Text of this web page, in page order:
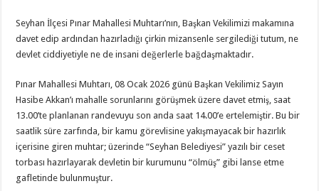
Seyhan İlçesi Pınar Mahallesi Muhtarı’nın, Başkan Vekilimizi makamına
davet edip ardından hazırladığı çirkin mizansenle sergilediği tutum, ne
devlet ciddiyetiyle ne de insani değerlerle bağdaşmaktadır.
Pınar Mahallesi Muhtarı, 08 Ocak 2026 günü Başkan Vekilimiz Sayın
Hasibe Akkan’ı mahalle sorunlarını görüşmek üzere davet etmiş, saat
13.00’te planlanan randevuyu son anda saat 14.00’e ertelemiştir. Bu bir
saatlik süre zarfında, bir kamu görevlisine yakışmayacak bir hazırlık
içerisine giren muhtar; üzerinde “Seyhan Belediyesi” yazılı bir ceset
torbası hazırlayarak devletin bir kurumunu “ölmüş” gibi lanse etme
gafletinde bulunmuştur.